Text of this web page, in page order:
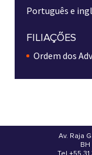
Português e
FILIAÇÕES
Ordem dos
Av. Raja
BH